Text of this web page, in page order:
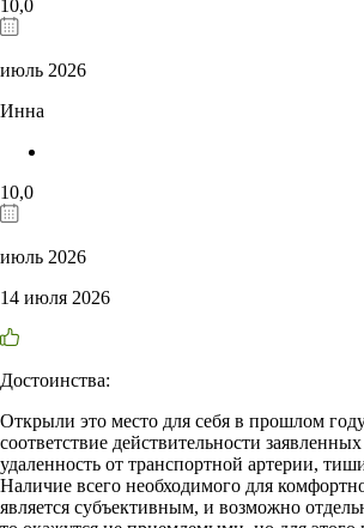
10,0
июль 2026
Инна
10,0
июль 2026
14 июля 2026
Достоинства:
Открыли это место для себя в прошлом
соответствие действительности
удаленность от транспортной артерии,
Наличие всего необходимого для
является субъективным, и возможно